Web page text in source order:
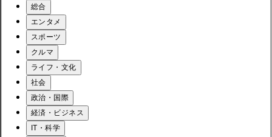
総合
エンタメ
スポーツ
クルマ
ライフ・文化
社会
政治・国際
経済・ビジネス
IT・科学